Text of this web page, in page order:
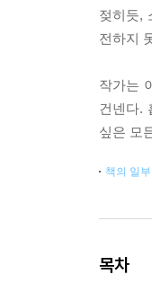
젖히듯,
전하지
작가는
건넨다.
싶은 모
책의 일
목차